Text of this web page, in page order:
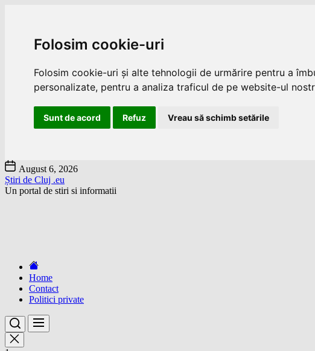
Folosim cookie-uri
Folosim cookie-uri și alte tehnologii de urmărire pentru a
personalizate, pentru a analiza traficul de pe website-ul
Sunt de acord Refuz Vreau să schimb setările
Skip
to
the
content
August 6, 2026
Știri de Cluj .eu
Un portal de stiri si informatii
Home
Contact
Politici private